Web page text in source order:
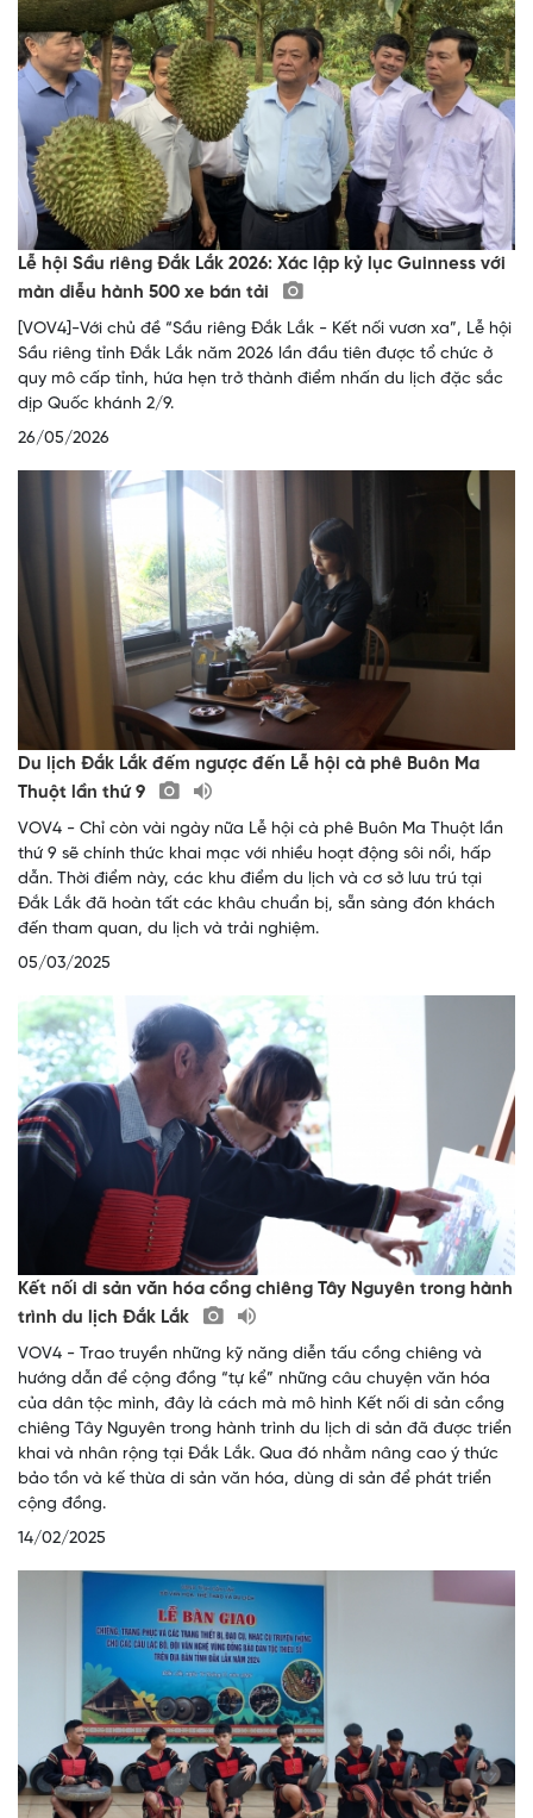
Lễ hội Sầu riêng Đắk Lắk 2026: Xác lập kỷ lục Guinness với
màn diễu hành 500 xe bán tải
[VOV4]-Với chủ đề “Sầu riêng Đắk Lắk - Kết nối vươn xa”, Lễ hội
Sầu riêng tỉnh Đắk Lắk năm 2026 lần đầu tiên được tổ chức ở
quy mô cấp tỉnh, hứa hẹn trở thành điểm nhấn du lịch đặc sắc
dịp Quốc khánh 2/9.
26/05/2026
Du lịch Đắk Lắk đếm ngược đến Lễ hội cà phê Buôn Ma
Thuột lần thứ 9
VOV4 - Chỉ còn vài ngày nữa Lễ hội cà phê Buôn Ma Thuột lần
thứ 9 sẽ chính thức khai mạc với nhiều hoạt động sôi nổi, hấp
dẫn. Thời điểm này, các khu điểm du lịch và cơ sở lưu trú tại
Đắk Lắk đã hoàn tất các khâu chuẩn bị, sẵn sàng đón khách
đến tham quan, du lịch và trải nghiệm.
05/03/2025
Kết nối di sản văn hóa cồng chiêng Tây Nguyên trong hành
trình du lịch Đắk Lắk
VOV4 - Trao truyền những kỹ năng diễn tấu cồng chiêng và
hướng dẫn để cộng đồng “tự kể” những câu chuyện văn hóa
của dân tộc mình, đây là cách mà mô hình Kết nối di sản cồng
chiêng Tây Nguyên trong hành trình du lịch di sản đã được triển
khai và nhân rộng tại Đắk Lắk. Qua đó nhằm nâng cao ý thức
bảo tồn và kế thừa di sản văn hóa, dùng di sản để phát triển
cộng đồng.
14/02/2025